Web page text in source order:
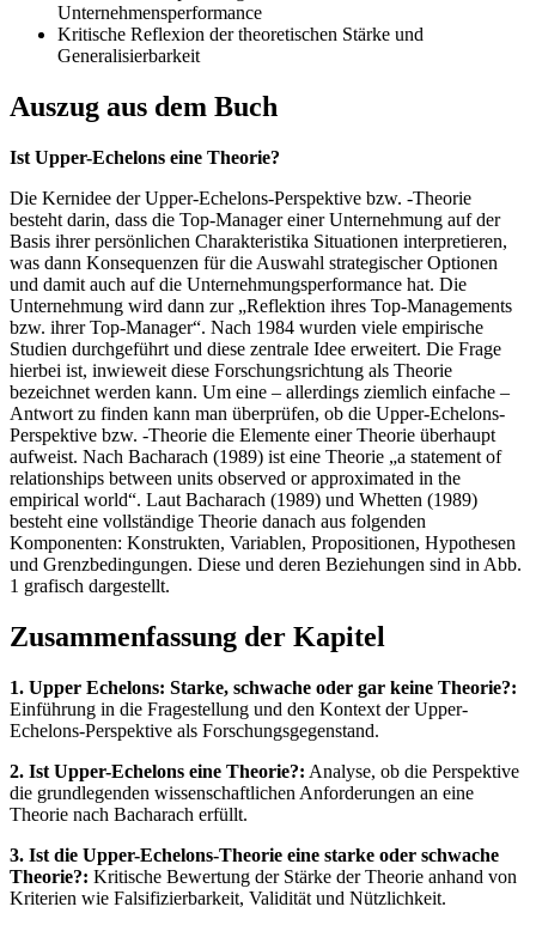
Unternehmensperformance
Kritische Reflexion der theoretischen Stärke und
Generalisierbarkeit
Auszug aus dem Buch
Ist Upper-Echelons eine Theorie?
Die Kernidee der Upper-Echelons-Perspektive bzw. -Theorie
besteht darin, dass die Top-Manager einer Unternehmung auf der
Basis ihrer persönlichen Charakteristika Situationen interpretieren,
was dann Konsequenzen für die Auswahl strategischer Optionen
und damit auch auf die Unternehmungsperformance hat. Die
Unternehmung wird dann zur „Reflektion ihres Top-Managements
bzw. ihrer Top-Manager“. Nach 1984 wurden viele empirische
Studien durchgeführt und diese zentrale Idee erweitert. Die Frage
hierbei ist, inwieweit diese Forschungsrichtung als Theorie
bezeichnet werden kann. Um eine – allerdings ziemlich einfache –
Antwort zu finden kann man überprüfen, ob die Upper-Echelons-
Perspektive bzw. -Theorie die Elemente einer Theorie überhaupt
aufweist. Nach Bacharach (1989) ist eine Theorie „a statement of
relationships between units observed or approximated in the
empirical world“. Laut Bacharach (1989) und Whetten (1989)
besteht eine vollständige Theorie danach aus folgenden
Komponenten: Konstrukten, Variablen, Propositionen, Hypothesen
und Grenzbedingungen. Diese und deren Beziehungen sind in Abb.
1 grafisch dargestellt.
Zusammenfassung der Kapitel
1. Upper Echelons: Starke, schwache oder gar keine Theorie?:
Einführung in die Fragestellung und den Kontext der Upper-
Echelons-Perspektive als Forschungsgegenstand.
2. Ist Upper-Echelons eine Theorie?: Analyse, ob die Perspektive
die grundlegenden wissenschaftlichen Anforderungen an eine
Theorie nach Bacharach erfüllt.
3. Ist die Upper-Echelons-Theorie eine starke oder schwache
Theorie?: Kritische Bewertung der Stärke der Theorie anhand von
Kriterien wie Falsifizierbarkeit, Validität und Nützlichkeit.